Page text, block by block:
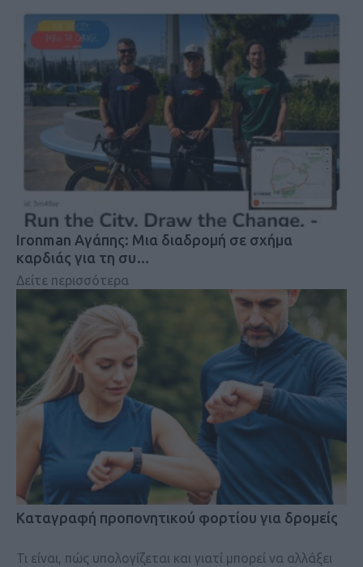
Ironman Αγάπης: Μια διαδρομή σε σχήμα
καρδιάς για τη συ…
Δείτε περισσότερα
Kαταγραφή προπονητικού φορτίου για δρομείς
Τι είναι, πώς υπολογίζεται και γιατί μπορεί να αλλάξει